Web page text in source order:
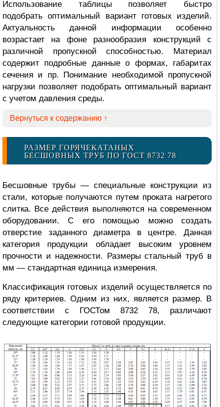
Использование таблицы позволяет быстро
подобрать оптимальный вариант готовых изделий.
Актуальность данной информации особенно
возрастает на фоне разнообразия конструкций с
различной пропускной способностью. Материал
содержит подробные данные о формах, габаритах
сечения и пр. Понимание необходимой пропускной
нагрузки позволяет подобрать оптимальный вариант
с учетом давления среды.
Вернуться к содержанию ↑
РАЗМЕР ГОРЯЧЕКАТАНЫХ
БЕСШОВНЫХ ТРУБ ПО ГОСТ 8732 78
Бесшовные трубы — специальные конструкции из
стали, которые получаются путем проката нагретого
слитка. Все действия выполняются на современном
оборудовании. С его помощью можно создать
отверстие заданного диаметра в центре. Данная
категория продукции обладает высоким уровнем
прочности и надежности.
Размеры стальный труб в
мм — стандартная единица измерения.
Классификация готовых изделий осуществляется по
ряду критериев. Одним из них, является размер. В
соответствии с ГОСТом 8732 78, различают
следующие категории готовой продукции.